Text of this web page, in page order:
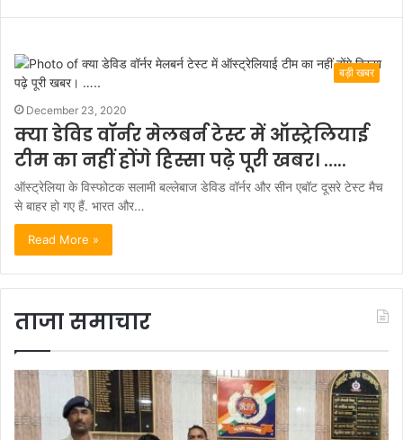
बड़ी खबर
December 23, 2020
क्या डेविड वॉर्नर मेलबर्न टेस्ट में ऑस्ट्रेलियाई
टीम का नहीं होंगे हिस्सा पढ़े पूरी खबर। …..
ऑस्ट्रेलिया के विस्फोटक सलामी बल्लेबाज डेविड वॉर्नर और सीन एबॉट दूसरे टेस्ट मैच
से बाहर हो गए हैं. भारत और…
Read More »
ताजा समाचार